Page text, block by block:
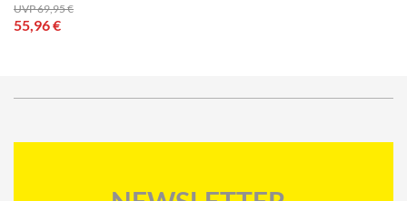
UVP 69,95 €
55,96 €